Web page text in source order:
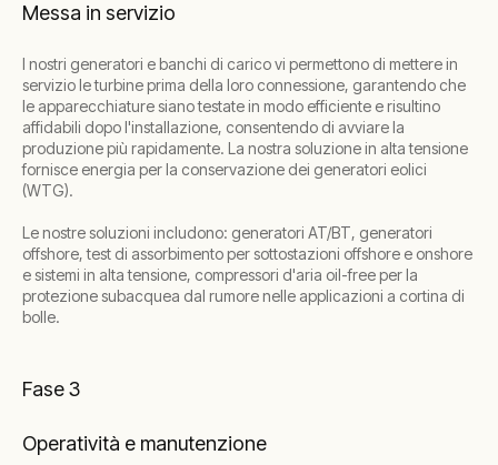
Messa in servizio
I nostri generatori e banchi di carico vi permettono di mettere in
servizio le turbine prima della loro connessione, garantendo che
le apparecchiature siano testate in modo efficiente e risultino
affidabili dopo l'installazione, consentendo di avviare la
produzione più rapidamente. La nostra soluzione in alta tensione
fornisce energia per la conservazione dei generatori eolici
(WTG).
Le nostre soluzioni includono: generatori AT/BT, generatori
offshore, test di assorbimento per sottostazioni offshore e onshore
e sistemi in alta tensione, compressori d'aria oil-free per la
protezione subacquea dal rumore nelle applicazioni a cortina di
bolle.
Fase 3
Operatività e manutenzione